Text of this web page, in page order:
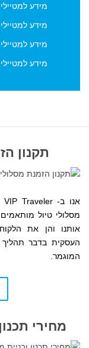
מידע
מידע
מידע
מידע
תקנון
מסלולי טיול
אותנו והן את
העסקית בדבר
המוגמר.
מחירי